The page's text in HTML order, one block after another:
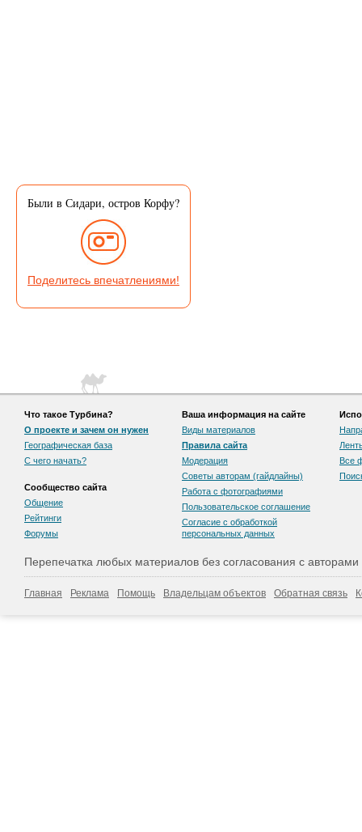
Были в Сидари, остров Корфу?
Поделитесь впечатлениями!
Что такое Турбина?
О проекте и зачем он нужен
Географическая база
С чего начать?
Сообщество сайта
Общение
Рейтинги
Форумы
Ваша информация на сайте
Виды материалов
Правила сайта
Модерация
Советы авторам (гайдлайны)
Работа с фотографиями
Пользовательскоe соглашение
Согласие с обработкой
персональных данных
Все
Перепечатка любых материалов без согласования с
Главная Реклама Помощь Владельцам объектов Обратная связь